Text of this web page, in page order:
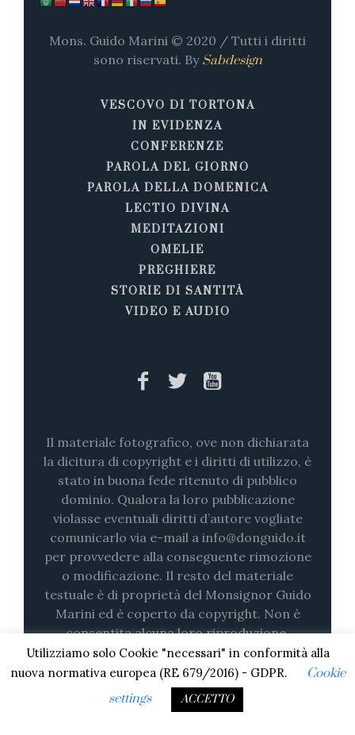
Mons. Guido Marini © 2020 / Tutti i diritti
sono riservati. By Sabdesign
VESCOVO DI TORTONA
IN EVIDENZA
CONFERENZE
PAROLA DEL GIORNO
PAROLA DELLA DOMENICA
LECTIO DIVINA
MEDITAZIONI
OMELIE
PREGHIERE
STORIE DI SANTITÀ
VIDEO E AUDIO
Il materiale fotografico, ove non dichiarata
la dicitura di copyright e i diritti di utilizzo, è
stato in buona fede ritenuto di pubblico
dominio. Qualora la loro pubblicazione
violasse eventuali diritti d’autore vogliate
comunicarlo via e-mail a info@donguido.it
per provvedere alla conseguente rimozione
o modificazione. Il resto del materiale
testuale è di proprietà del Monsignor Guido
Marini ed è coperto da copyright. Non è
consentita alcuna loro riproduzione,
nemmeno parziale (su stampa o in digitale)
senza il consenso esplicito.
Utilizziamo solo Cookie "necessari" in conformità alla
nuova normativa europea (RE 679/2016) - GDPR.
Cookie
settings
ACCETTO